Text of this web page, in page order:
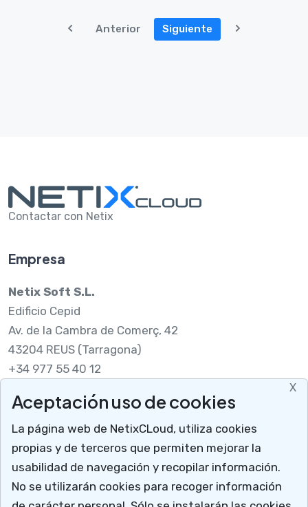
Anterior Siguiente
X
Aceptación uso de cookies
La página web de NetixCLoud, utiliza cookies
propias y de terceros que permiten mejorar la
usabilidad de navegación y recopilar información.
No se utilizarán cookies para recoger información
Contactar con Netix
Empresa
Netix Soft S.L.
Edificio Cepid
Av. de la Cambra de Comerç, 42
43204 REUS (Tarragona)
+34 977 55 40 12
Legal
Nota legal
RGPDUE
Cómo llegar
Descargar soporte